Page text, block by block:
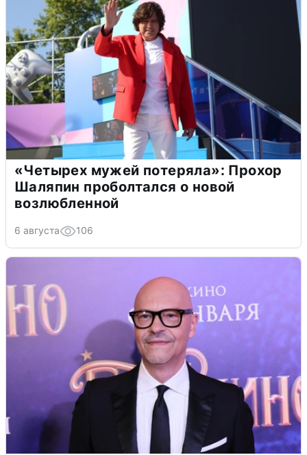
«Четырех мужей потеряла»: Прохор
Шаляпин проболтался о новой
возлюбленной
6 августа 106